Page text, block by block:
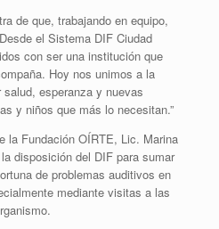
de que, trabajando en equipo,
el Sistema DIF Ciudad
con ser una institución que
Hoy nos unimos a la
esperanza y nuevas
y niños que más lo necesitan.”
la Fundación OÍRTE, Lic. Marina
disposición del DIF para sumar
de problemas auditivos en
mediante visitas a las